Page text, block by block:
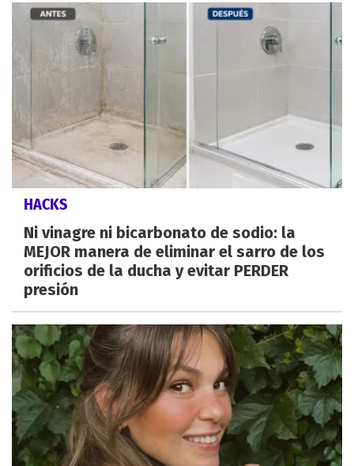
HACKS
Ni vinagre ni bicarbonato de sodio: la
MEJOR manera de eliminar el sarro de los
orificios de la ducha y evitar PERDER
presión